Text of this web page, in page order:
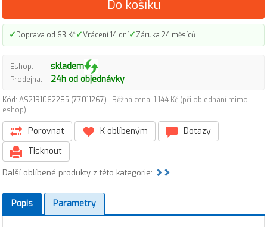
Do košíku
✓Doprava od 63 Kč✓Vrácení 14 dní✓Záruka 24 měsíců
Eshop: skladem
Prodejna: 24h od objednávky
Kód: AS2191062285 (77011267)
Běžná cena: 1 144 Kč (při objednání mimo
eshop)
Porovnat K oblíbeným
Dotazy
Tisknout
Další oblíbené produkty z této kategorie:
Popis Parametry